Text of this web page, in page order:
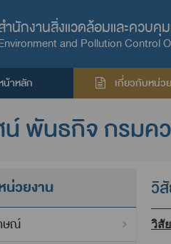
ำนักงานสิ่งแวดล้อมและควบคุ
and Pollution Control
น้าหลัก เกี่ยวกับหน่ว
พันธกิจ กรม
น่วยงาน
ษณ์
วิ
วิสั